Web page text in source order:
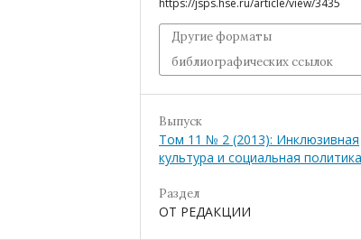
Другие форматы
библиографических ссылок
Выпуск
Том 11 № 2 (2013): Инклюзивная
культура и социальная политика
Раздел
ОТ РЕДАКЦИИ